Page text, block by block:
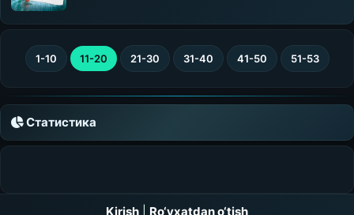
1-10 11-20 21-30 31-40 41-50 51-53
Статистика
Kirish Ro‘yxatdan o‘tish